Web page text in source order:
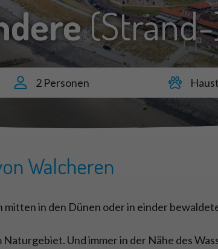
2 Personen
Walcheren
mitten in den Dünen oder in einder
Und immer in der Nähe des